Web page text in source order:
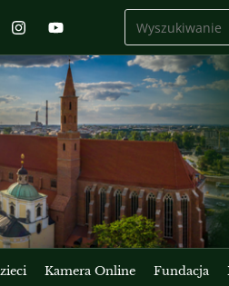
Kamera Online Fundacja